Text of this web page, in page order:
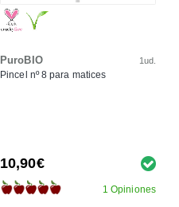
PuroBIO 1ud.
Pincel nº 8 para matices
10,90€
1 Opiniones